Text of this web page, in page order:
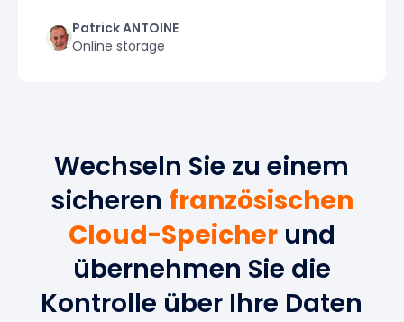
Patrick ANTOINE
Online storage
Wechseln Sie zu einem
sicheren französischen
Cloud-Speicherund
übernehmen Sie die
Kontrolle über Ihre Daten